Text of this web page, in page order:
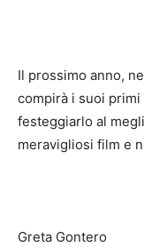
Il prossimo anno,
compirà i suoi primi
festeggiarlo al
meravigliosi film e
Greta Gontero